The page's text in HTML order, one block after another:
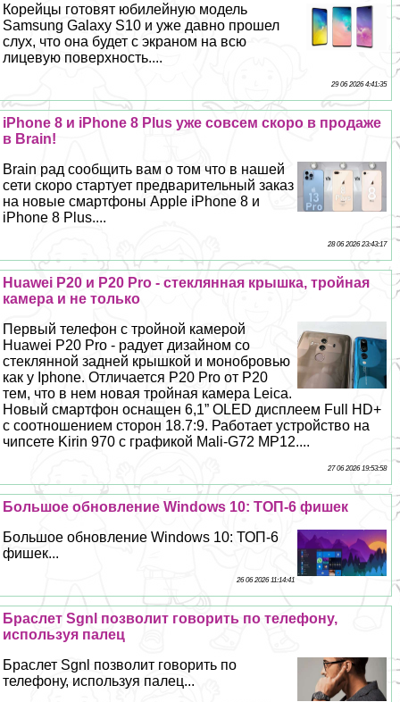
Корейцы готовят юбилейную модель
Samsung Galaxy S10 и уже давно прошел
слух, что она будет с экраном на всю
лицевую поверхность....
29 06 2026 4:41:35
iPhone 8 и iPhone 8 Plus уже совсем скоро в продаже
в Brain!
Brain рад сообщить вам о том что в нашей
сети скоро стартует предварительный заказ
на новые смартфоны Apple iPhone 8 и
iPhone 8 Plus....
28 06 2026 23:43:17
Huawei P20 и P20 Pro - стеклянная крышка, тройная
камера и не только
Первый телефон с тройной камерой
Huawei P20 Pro - радует дизайном со
стеклянной задней крышкой и монобровью
как у Iphone. Отличается P20 Pro от P20
тем, что в нем новая тройная камера Leica.
Новый смартфон оснащен 6,1” OLED дисплеем Full HD+
с соотношением сторон 18.7:9. Работает устройство на
чипсете Kirin 970 с графикой Mali-G72 MP12....
27 06 2026 19:53:58
Большое обновление Windows 10: ТОП-6 фишек
Большое обновление Windows 10: ТОП-6
фишек...
26 06 2026 11:14:41
Браслет Sgnl позволит говорить по телефону,
используя палец
Браслет Sgnl позволит говорить по
телефону, используя палец...